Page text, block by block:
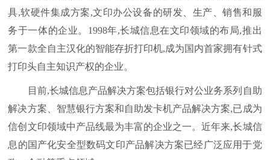
具,软硬件集成方案,文印办公设备的研发、生产、销售和服
务于一体的企业。1998年,长城信息在文印领域的布局,推出
第一款全自主汉化的智能存折打印机,成为国内首家拥有针式
打印头自主知识产权的企业。
目前,长城信息产品解决方案包括银行对公业务系列自助
解决方案、智慧银行方案和自助发卡机产品解决方案,已成为
信创文印领域中产品线最为丰富的企业之一。近年来,长城信
息的国产化安全型数码文印产品解决方案已经广泛应用于党